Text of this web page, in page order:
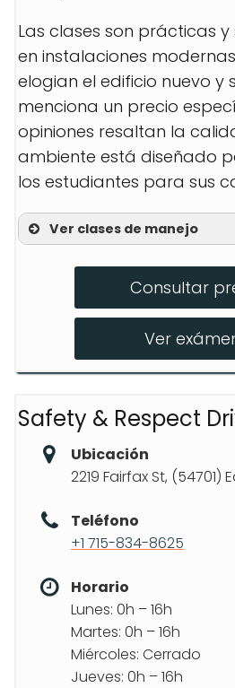
Las clases son prácticas
en instalaciones
elogian el edificio nuevo y
menciona un precio
opiniones resaltan la
ambiente está diseñado
los estudiantes para sus
Ver clases de manejo
Técnico en
Conducción de
Consultar
Ver
Safety & Respect
Ubicación
2219 Fairfax St, (54701)
Teléfono
+1 715-834-8625
Horario
Lunes: 0h – 16h
Martes: 0h – 16h
Miércoles: Cerrado
Jueves: 0h – 16h